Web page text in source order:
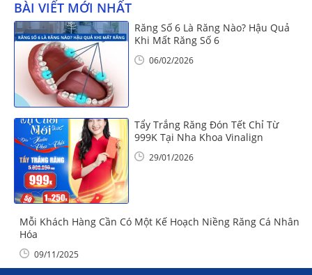
BÀI VIẾT MỚI NHẤT
Răng Số 6 Là Răng Nào? Hậu Quả
Khi Mất Răng Số 6
06/02/2026
Tẩy Trắng Răng Đón Tết Chỉ Từ
999K Tại Nha Khoa Vinalign
29/01/2026
Mỗi Khách Hàng Cần Có Một Kế Hoạch Niềng Răng Cá Nhân
Hóa
09/11/2025